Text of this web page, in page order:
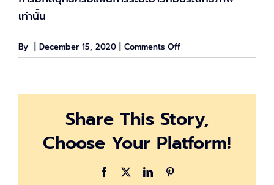
เท่านั้น
By December 15, 2020 Comments Offon
ธุรกิจ
เริ่ม
จาก
การ
Share This Story,
Choose Your Platform!
Facebook LinkedIn